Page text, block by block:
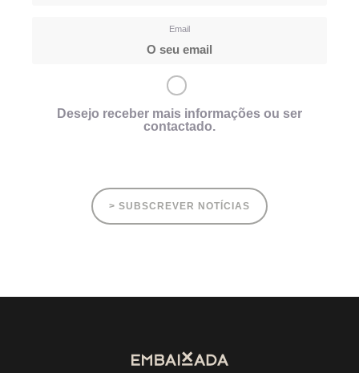
Email
Desejo receber mais informações ou ser
contactado.
> SUBSCREVER NOTÍCIAS